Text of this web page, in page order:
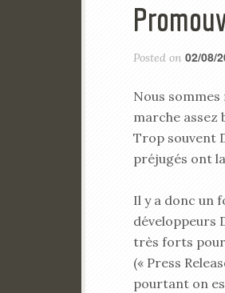
Posted on 02/08/
Nous
marche assez
Trop souvent
préjugés ont
Il y a donc un
développeurs
très forts
(« Press
pourtant on